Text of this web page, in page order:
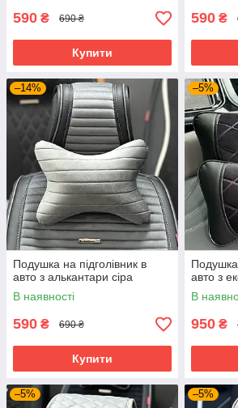
590 ₴ 690 ₴
Купити
590 ₴
–14%
Подушка на підголівник в
авто з алькантари сіра
В наявності
590 ₴ 690 ₴
Купити
–5%
Подушка
авто з
В
950 ₴
–5% –5%